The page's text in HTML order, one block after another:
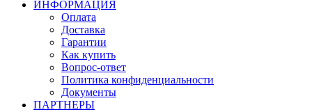
ИНФОРМАЦИЯ
Оплата
Доставка
Гарантии
Как купить
Вопрос-ответ
Политика конфиденциальности
Документы
ПАРТНЕРЫ